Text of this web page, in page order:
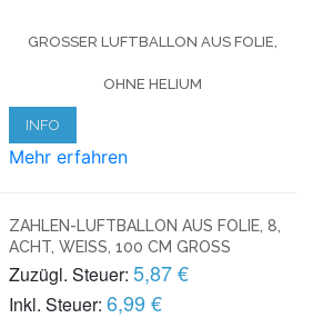
GROSSER LUFTBALLON AUS FOLIE, O
HNE HELIUM
INFO
Mehr erfahren
ZAHLEN-LUFTBALLON AUS FOLIE, 8,
ACHT, WEISS, 100 CM GROSS
Zuzügl. Steuer: 5,87 €
Inkl. Steuer: 6,99 €